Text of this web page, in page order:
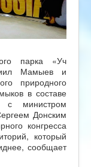
парка «Уч
Мамыев и
природного
в составе
с министром
Донским
конгресса
который
сообщает